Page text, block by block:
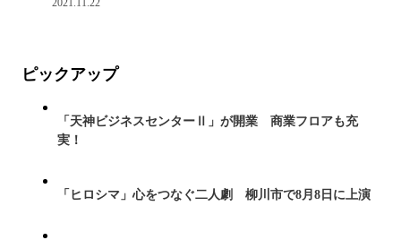
ピックアップ
「天神ビジネスセンターⅡ」が開業 商業フロアも充
実！
「ヒロシマ」心をつなぐ二人劇 柳川市で8月8日に上演